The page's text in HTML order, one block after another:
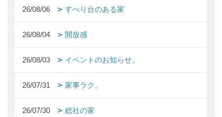
26/08/06 すべり台のある家
26/08/04 開放感
26/08/03 イベントのお知らせ。
26/07/31 家事ラク。
26/07/30 総社の家